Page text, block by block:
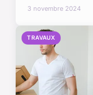
3 novembre 2024
TRAVAUX